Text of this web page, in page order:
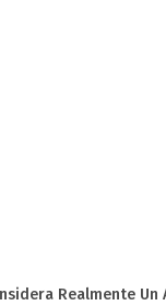
Realmente